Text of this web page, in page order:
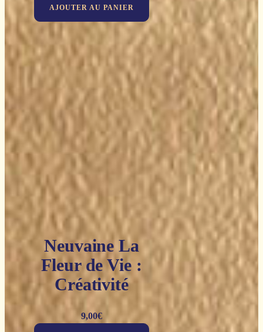
AJOUTER AU PANIER
Neuvaine La
Fleur de Vie :
Créativité
9,00€